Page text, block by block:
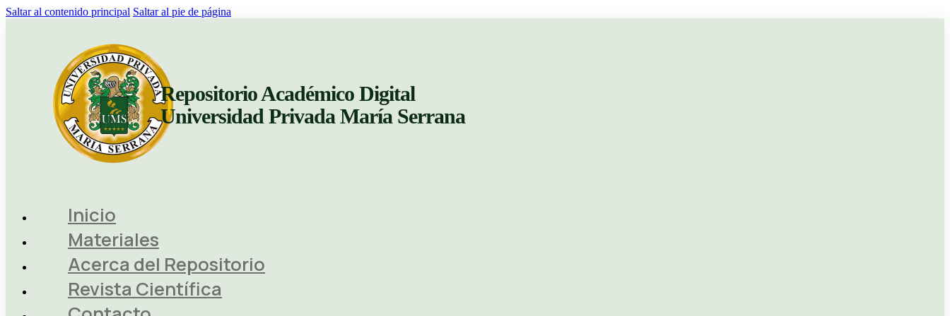
Saltar al contenido principal Saltar al pie de página
Repositorio Académico Digital
Universidad Privada María Serrana
Inicio
Materiales
Acerca del Repositorio
Revista Científica